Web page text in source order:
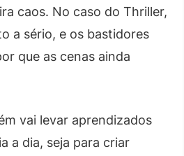
caos. No caso do Thriller,
a sério, e os bastidores
que as cenas ainda
vai levar aprendizados
a dia, seja para criar